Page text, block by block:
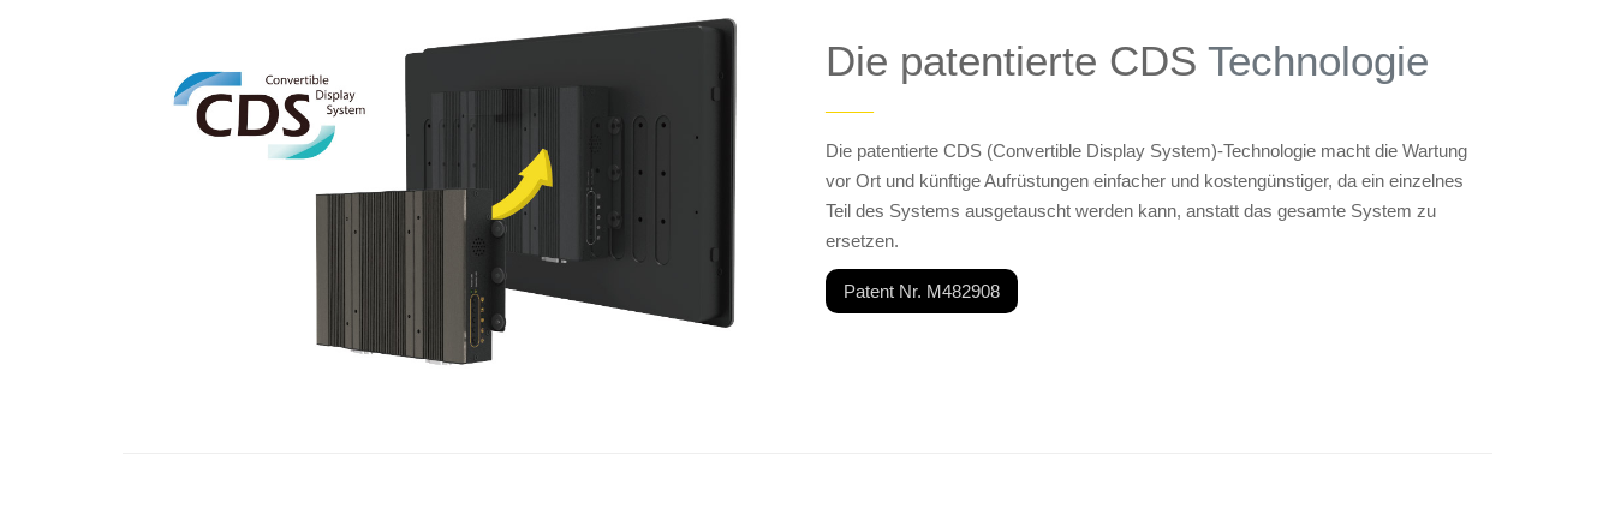
Die patentierte CDS Technologie
——
Die patentierte CDS (Convertible Display System)-Technologie macht die Wartung
vor Ort und künftige Aufrüstungen einfacher und kostengünstiger, da ein einzelnes
Teil des Systems ausgetauscht werden kann, anstatt das gesamte System zu
ersetzen.
Patent Nr. M482908